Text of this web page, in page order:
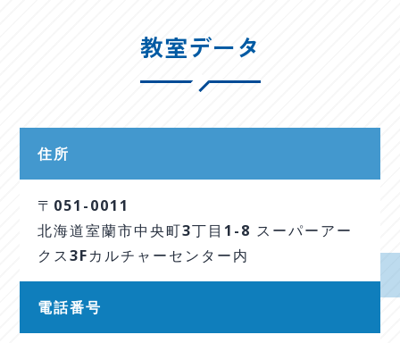
教室データ
住所
〒051-0011
北海道室蘭市中央町3丁目1-8 スーパーアー
クス3Fカルチャーセンター内
電話番号